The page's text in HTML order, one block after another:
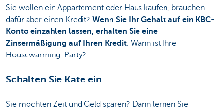
Sie wollen ein Appartement oder Haus kaufen, brauchen
dafür aber einen Kredit? Wenn Sie Ihr Gehalt auf ein KBC-
Konto einzahlen lassen, erhalten Sie eine
Zinsermäßigung auf Ihren Kredit. Wann ist Ihre
Housewarming-Party?
Schalten Sie Kate ein
Sie möchten Zeit und Geld sparen? Dann lernen Sie